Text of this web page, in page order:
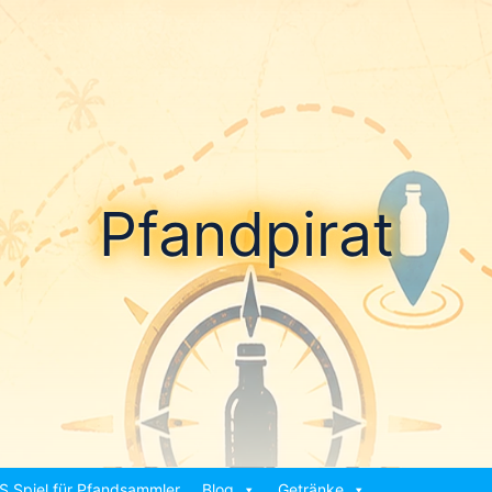
Pfandpirat